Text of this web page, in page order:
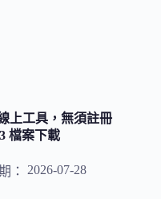
上工具，無須註冊
檔案下載
：
2026-07-28